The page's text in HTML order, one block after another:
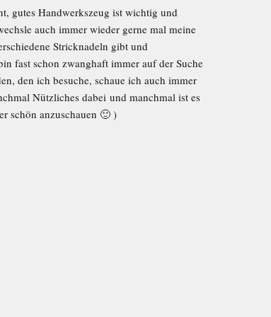
gutes Handwerkszeug ist wichtig und
auch immer wieder gerne mal meine
Stricknadeln gibt und
fast schon zwanghaft immer auf der Suche
den ich besuche, schaue ich auch immer
Nützliches dabei und manchmal ist es
schön anzuschauen 🙂 )